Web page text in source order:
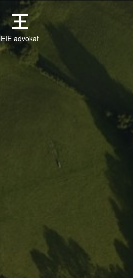
EIE advokat